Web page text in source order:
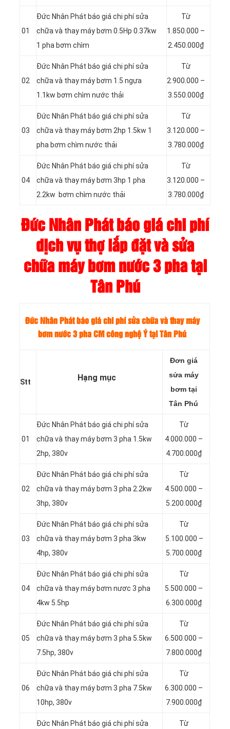
01
Đức Nhân Phát báo giá chi phí sửa
chữa và thay máy bơm 0.5Hp 0.37kw
1 pha bơm chìm
Từ
1.850.000 –
2.450.000₫
02
Đức Nhân Phát báo giá chi phí sửa
chữa và thay máy bơm 1.5 ngựa
1.1kw bơm chìm nước thải
Từ
2.900.000 –
3.550.000₫
03
Đức Nhân Phát báo giá chi phí sửa
chữa và thay máy bơm 2hp 1.5kw 1
pha bơm chìm nước thải
Từ
3.120.000 –
3.780.000₫
04
Đức Nhân Phát báo giá chi phí sửa
chữa và thay máy bơm 3hp 1 pha
2.2kw bơm chìm nước thải
Từ
3.120.000 –
3.780.000₫
Đức Nhân Phát báo giá chi phí
dịch vụ thợ lắp đặt và sửa
chữa máy bơm nước 3 pha tại
Tân Phú
Đức Nhân Phát báo giá chi phí sửa chữa và thay máy
bơm nước 3 pha CM công nghệ Ý tại Tân Phú
Stt Hạng mục
Đơn giá
sửa máy
bơm tại
Tân Phú
01
Đức Nhân Phát báo giá chi phí sửa
chữa và thay máy bơm 3 pha 1.5kw
2hp, 380v
Từ
4.000.000 –
4.700.000₫
02
Đức Nhân Phát báo giá chi phí sửa
chữa và thay máy bơm 3 pha 2.2kw
3hp, 380v
Từ
4.500.000 –
5.200.000₫
03
Đức Nhân Phát báo giá chi phí sửa
chữa và thay máy bơm 3 pha 3kw
4hp, 380v
Từ
5.100.000 –
5.700.000₫
04
Đức Nhân Phát báo giá chi phí sửa
chữa và thay máy bơm nươc 3 pha
4kw 5.5hp
Từ
5.500.000 –
6.300.000₫
05
Đức Nhân Phát báo giá chi phí sửa
chữa và thay máy bơm 3 pha 5.5kw
7.5hp, 380v
Từ
6.500.000 –
7.800.000₫
06
Đức Nhân Phát báo giá chi phí sửa
chữa và thay máy bơm 3 pha 7.5kw
10hp, 380v
Từ
6.300.000 –
7.900.000₫
Đức Nhân Phát báo giá chi phí sửa
Từ